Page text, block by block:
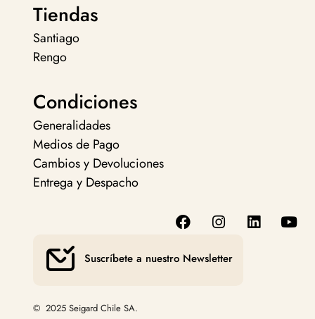
Tiendas
Santiago
Rengo
Condiciones
Generalidades
Medios de Pago
Cambios y Devoluciones
Entrega y Despacho
Suscríbete a nuestro Newsletter
© 2025 Seigard Chile SA.